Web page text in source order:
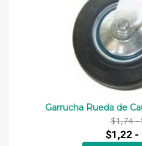
Garrucha Rueda de
$1,74 -
$1,22 -